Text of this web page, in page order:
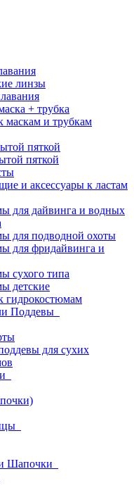
линзы
+ трубка
маскам и трубкам
пяткой
пяткой
и аксессуары к ластам
для дайвинга и водных
для подводной охоты
для фридайвинга и
сухого типа
детские
гидрокостюмам
Поддевы
для сухих
Шапочки